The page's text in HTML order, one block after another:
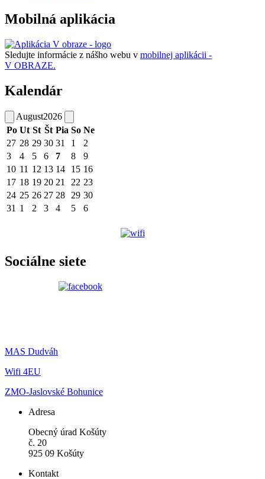
Mobilná aplikácia
Sledujte informácie z nášho webu v mobilnej aplikácii -
V OBRAZE.
Kalendár
August2026
Po Ut St Št Pia So Ne
27 28 29 30 31 1
2
3
4 5 6 7 8
9
10 11 12 13 14 15 16
17 18 19 20 21 22 23
24 25 26 27 28 29 30
31 1 2 3 4 5 6
Sociálne siete
MAS Dudváh
Wifi 4EU
ZMO-Jaslovské Bohunice
Adresa
Obecný úrad Košúty
č. 20
925 09 Košúty
Kontakt